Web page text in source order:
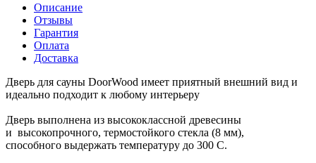
Описание
Отзывы
Гарантия
Оплата
Доставка
Дверь для сауны DoorWood имеет приятный внешний вид и
идеально подходит к любому интерьеру
Дверь выполнена из высококлассной древесины
и высокопрочного, термостойкого стекла (8 мм),
способного выдержать температуру до 300 С.